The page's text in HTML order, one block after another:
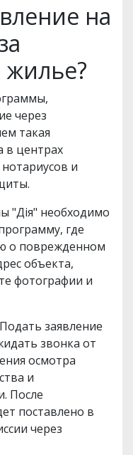
на
через
такая
в центрах
и
"Дія" необходимо
где
о поврежденном
объекта,
фотографии и
заявление
звонка от
осмотра
и
После
поставлено в
через